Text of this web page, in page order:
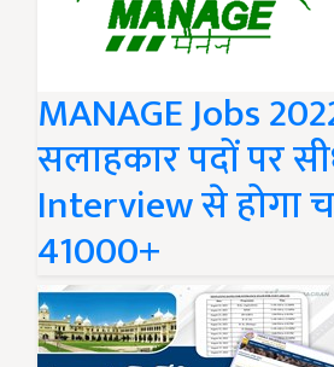
MANAGE Jobs
सलाहकार पदों पर
Interview से होगा
41000+